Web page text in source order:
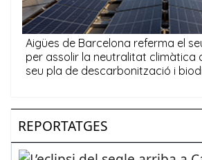
REPORTATGES